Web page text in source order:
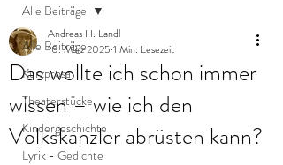
Alle Beiträge
Kurzprosa
Theaterstücke
Kindergeschichte
Lyrik - Gedichte
Alle Beiträge
Das wollte ich schon immer
wissen – wie ich den
Volkskanzler abrüsten kann?
Andreas H. Landl
10. März 2025 1 Min. Lesezeit